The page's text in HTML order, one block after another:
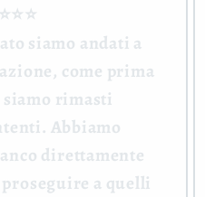
siamo andati a
come prima
siamo rimasti
Abbiamo
direttamente
a quelli